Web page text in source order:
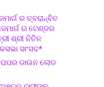
ର ତ୍ବରାନ୍ବିତ
ର ଟେଣ୍ଡର
ଶ୍ରୀ ନିତିନ
ସାଂସଦ*
ଡାଉନ ଲୋଡ